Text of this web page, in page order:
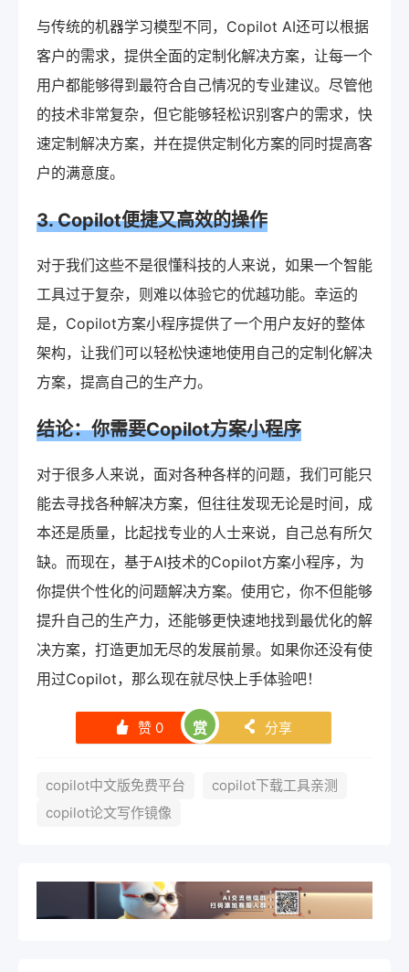
与传统的机器学习模型不同，Copilot AI还可以根据
客户的需求，提供全面的定制化解决方案，让每一个
用户都能够得到最符合自己情况的专业建议。尽管他
的技术非常复杂，但它能够轻松识别客户的需求，快
速定制解决方案，并在提供定制化方案的同时提高客
户的满意度。
3. Copilot便捷又高效的操作
对于我们这些不是很懂科技的人来说，如果一个智能
工具过于复杂，则难以体验它的优越功能。幸运的
是，Copilot方案小程序提供了一个用户友好的整体
架构，让我们可以轻松快速地使用自己的定制化解决
方案，提高自己的生产力。
结论：你需要Copilot方案小程序
对于很多人来说，面对各种各样的问题，我们可能只
能去寻找各种解决方案，但往往发现无论是时间，成
本还是质量，比起找专业的人士来说，自己总有所欠
缺。而现在，基于AI技术的Copilot方案小程序，为
你提供个性化的问题解决方案。使用它，你不但能够
提升自己的生产力，还能够更快速地找到最优化的解
决方案，打造更加无尽的发展前景。如果你还没有使
用过Copilot，那么现在就尽快上手体验吧！
󰄼 赞 0 赏 󰄯 分享
copilot中文版免费平台
copilot下载工具亲测
copilot论文写作镜像